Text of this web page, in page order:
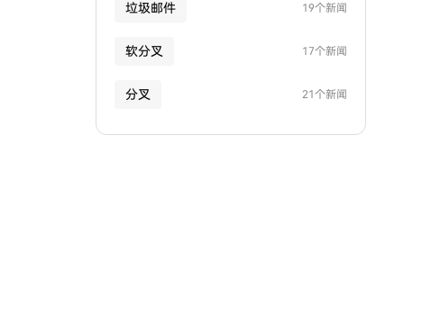
垃圾邮件 19个新闻
软分叉 17个新闻
分叉 21个新闻